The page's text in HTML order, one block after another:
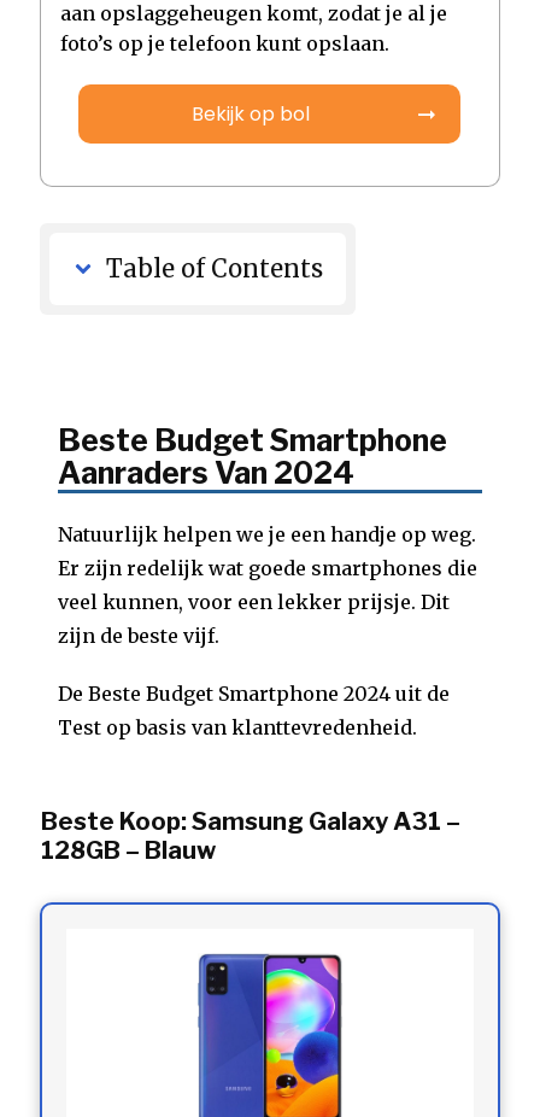
aan opslaggeheugen komt, zodat je al je
foto’s op je telefoon kunt opslaan.
Bekijk op bol
Table of Contents
Beste Budget Smartphone
Aanraders Van 2024
Natuurlijk helpen we je een handje op weg.
Er zijn redelijk wat goede smartphones die
veel kunnen, voor een lekker prijsje. Dit
zijn de beste vijf.
De Beste Budget Smartphone 2024 uit de
Test op basis van klanttevredenheid.
Beste Koop: Samsung Galaxy A31 –
128GB – Blauw